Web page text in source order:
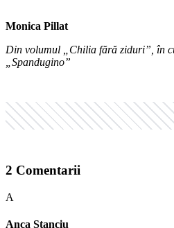
Monica Pillat
Din volumul „Chilia fără ziduri”, în
„Spandugino”
2 Comentarii
A
Anca Stanciu